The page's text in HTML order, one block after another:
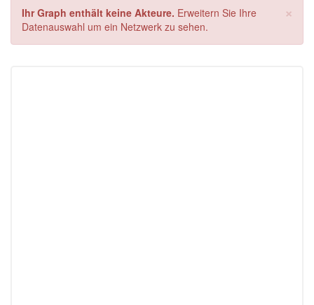
×
Ihr Graph enthält keine Akteure. Erweitern Sie Ihre
Datenauswahl um ein Netzwerk zu sehen.